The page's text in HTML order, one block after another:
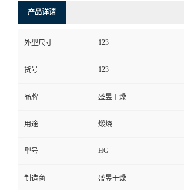
产品详请
外型尺寸 123
货号 123
品牌 盛昱干燥
用途 煅烧
型号 HG
制造商 盛昱干燥